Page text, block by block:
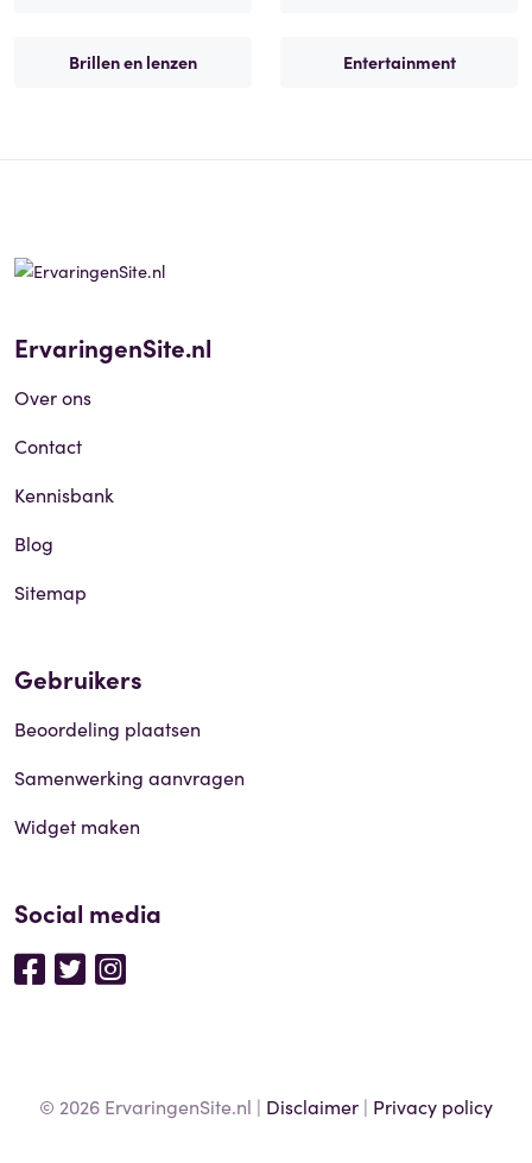
Brillen en lenzen Entertainment
ErvaringenSite.nl
Over ons
Contact
Kennisbank
Blog
Sitemap
Gebruikers
Beoordeling plaatsen
Samenwerking aanvragen
Widget maken
Social media
© 2026 ErvaringenSite.nl | Disclaimer | Privacy policy